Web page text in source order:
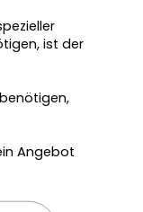
ist der
Angebot